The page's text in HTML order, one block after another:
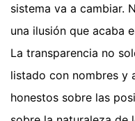
sistema va a cambiar.
una ilusión que acaba
La transparencia no
listado con nombres y
honestos sobre las